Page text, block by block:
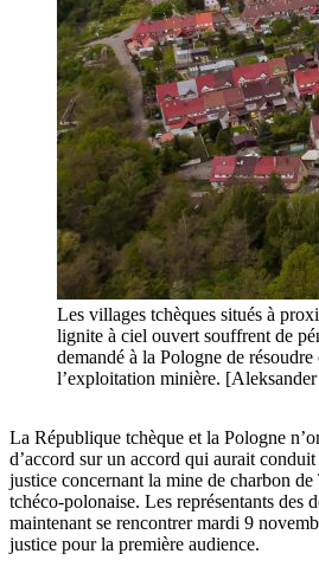
Les villages tchèques situés à
lignite à ciel ouvert souffrent de
demandé à la Pologne de résoudre
l’exploitation minière.
La République tchèque et la Pologne
d’accord sur un accord qui aurait
justice concernant la mine de charbon
tchéco-polonaise. Les représentants des
maintenant se rencontrer mardi 9
justice pour la première audience.